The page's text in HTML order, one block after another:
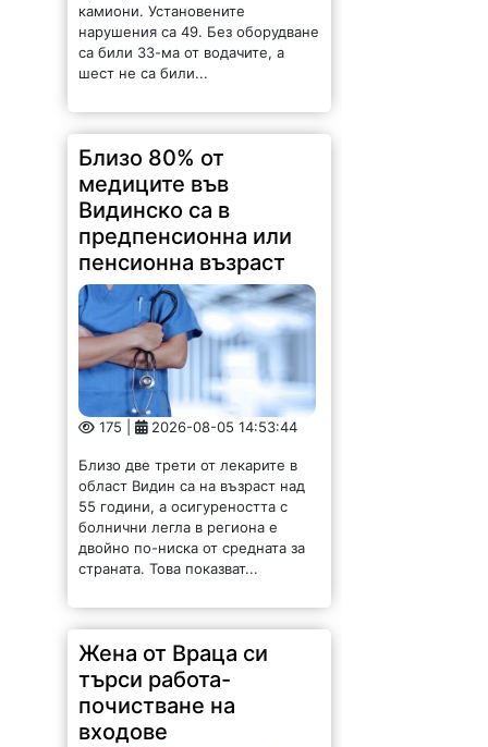
камиони. Установените
нарушения са 49. Без оборудване
са били 33-ма от водачите, а
шест не са били...
Близо 80% от
медиците във
Видинско са в
предпенсионна или
пенсионна възраст
175 | 2026-08-05 14:53:44
Близо две трети от лекарите в
област Видин са на възраст над
55 години, а осигуреността с
болнични легла в региона е
двойно по-ниска от средната за
страната. Това показват...
Жена от Враца си
търси работа-
почистване на
входове